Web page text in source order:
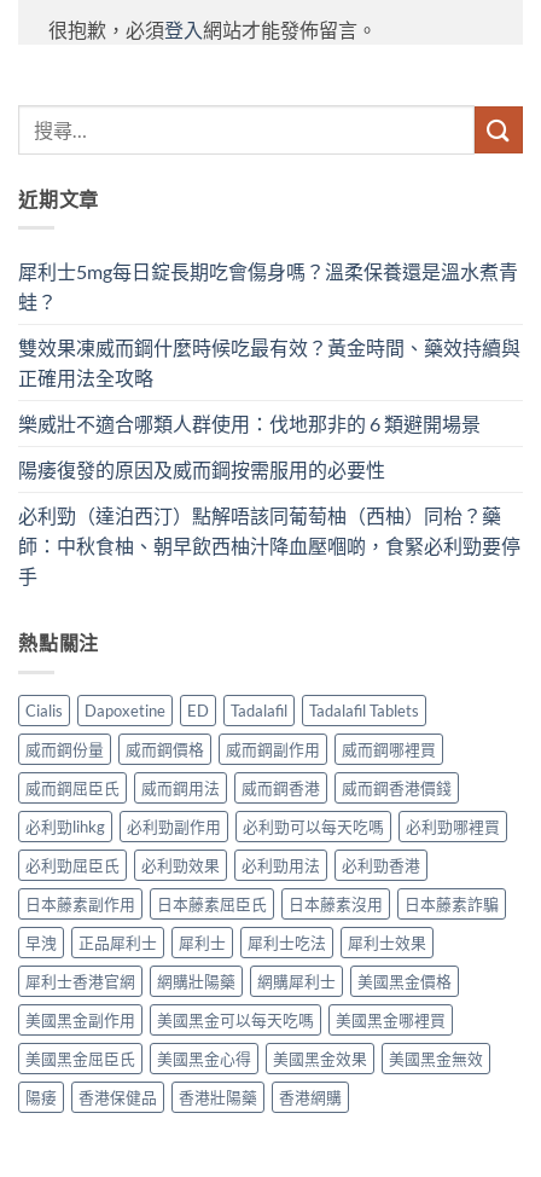
很抱歉，必須登入 網站才能發佈留言。
近期文章
犀利士5mg每日錠長期吃會傷身嗎？溫柔保養還是溫水煮青
蛙？
雙效果凍威而鋼什麼時候吃最有效？黃金時間、藥效持續與
正確用法全攻略
樂威壯不適合哪類人群使用：伐地那非的 6 類避開場景
陽痿復發的原因及威而鋼按需服用的必要性
必利勁（達泊西汀）點解唔該同葡萄柚（西柚）同枱？藥
師：中秋食柚、朝早飲西柚汁降血壓嗰啲，食緊必利勁要停
手
熱點關注
Cialis Dapoxetine ED Tadalafil
Tadalafil Tablets
威而鋼份量
威而鋼價格 威而鋼副作用
威而鋼哪裡買
威而鋼屈臣氏
威而鋼用法 威而鋼香港
威而鋼香港價錢
必利勁lihkg
必利勁副作用 必利勁可以每天吃嗎
必利勁哪裡買
必利勁屈臣氏
必利勁效果 必利勁用法
必利勁香港
日本藤素副作用
日本藤素屈臣氏 日本藤素沒用
日本藤素詐騙
早洩
正品犀利士 犀利士 犀利士吃法
犀利士效果
犀利士香港官網
網購壯陽藥 網購犀利士
美國黑金價格
美國黑金副作用
美國黑金可以每天吃嗎
美國黑金哪裡買
美國黑金屈臣氏
美國黑金心得 美國黑金效果
美國黑金無效
陽痿
香港保健品 香港壯陽藥 香港網購